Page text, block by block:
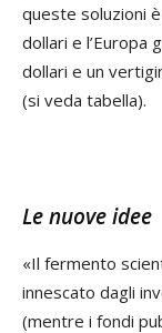
queste soluzioni
dollari e l’Europa
dollari e un
(si veda tabella).
Le nuove idee
«Il fermento
innescato dagli
(mentre i fondi